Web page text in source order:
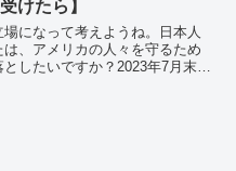
けたら】
場になって考えようね。日本人
は、アメリカの人々を守るため
としたいですか？2023年7月末。